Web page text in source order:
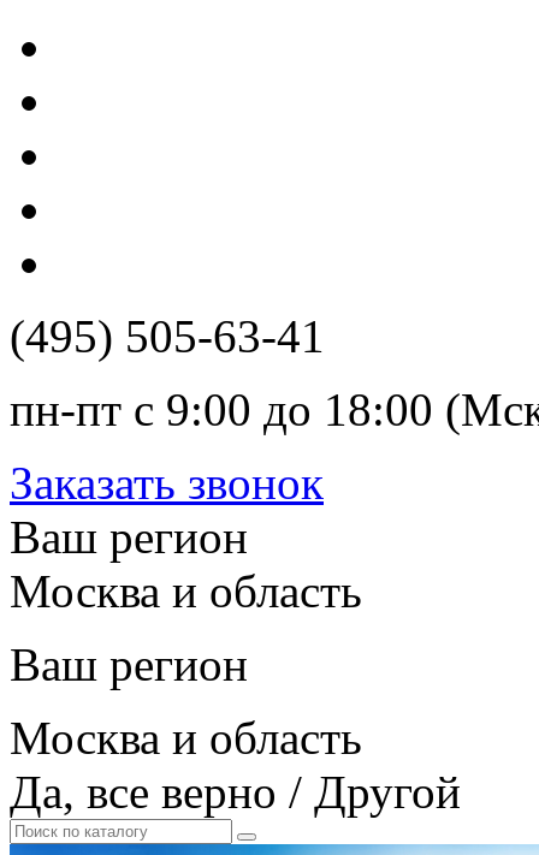
(495) 505-63-41
пн-пт с 9:00 до 18:00
Заказать звонок
Ваш регион
Москва и область
Ваш регион
Москва и область
Да, все верно / Другой